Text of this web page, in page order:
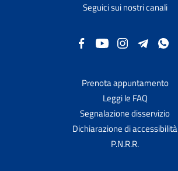
Seguici sui nostri canali
Prenota appuntamento
Leggi le FAQ
Segnalazione disservizio
Dichiarazione di accessibilità
P.N.R.R.